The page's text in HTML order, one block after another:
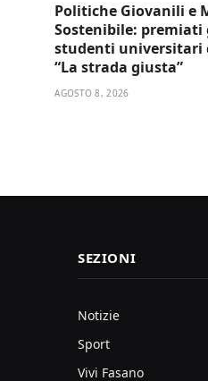
Politiche Giovanili e
Sostenibile: premiati
studenti universitari
“La strada giusta”
AGOSTO 8, 2026
SEZIONI
Notizie
Sport
Vivi Fasano